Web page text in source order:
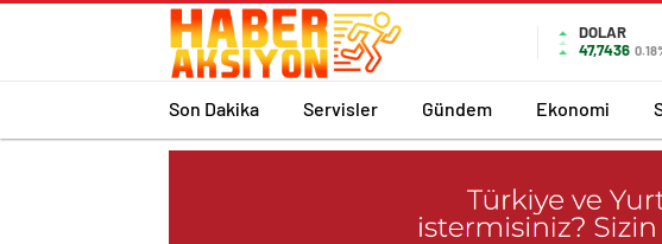
DOLAR
47,7436
Son Dakika Servisler Gündem Ekonomi